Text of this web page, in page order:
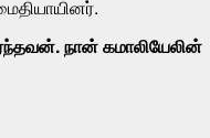
நான் கமாலியேலின்